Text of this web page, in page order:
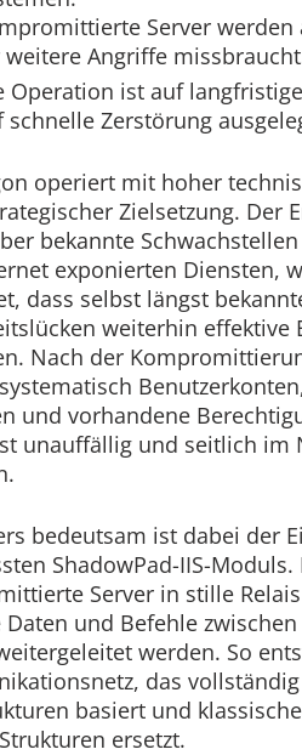
Server werden
Angriffe
Operation ist auf
schnelle Zerstörung
operiert mit hoher
Zielsetzung. Der
bekannte
exponierten Diensten,
dass selbst längst
weiterhin effektive
Nach der
und vorhandene
unauffällig und seitlich im
bedeutsam ist dabei der
ShadowPad-IIS-
Server in stille
und Befehle
werden. So
das
basiert und
ersetzt.